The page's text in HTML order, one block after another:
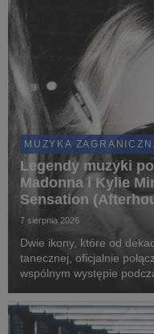
MUZYKA
Legendy muzyki
Madonna i Kylie
Sensation
7 sierpnia 2026
Dwie ikony, które od
tanecznej, oficjalnie
wspólnym występie
Sensation (Afterhours